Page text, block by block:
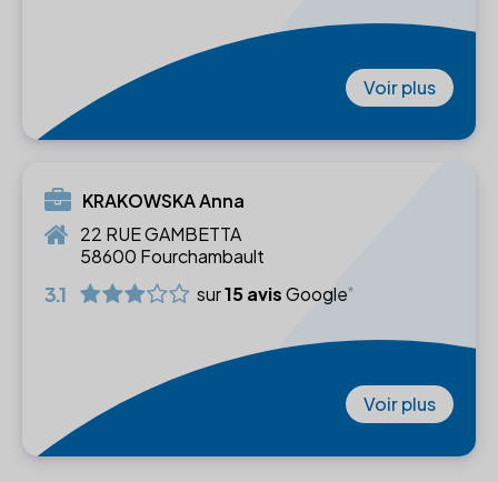
Voir plus
KRAKOWSKA Anna
22 RUE GAMBETTA
58600 Fourchambault
3.1 sur15 avisGoogle
Voir plus